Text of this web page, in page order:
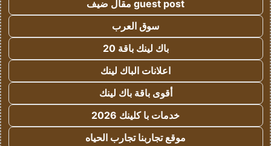
guest post مقال ضيف
سوق العرب
باك لينك باقة 20
اعلانات الباك لينك
أقوى باقة باك لينك
خدمات با كلينك 2026
موقع تجاربنا تجارب الحياه